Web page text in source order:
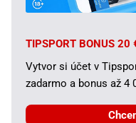
TIPSPORT BONUS 20
Vytvor si účet v
zadarmo a bonus až 4